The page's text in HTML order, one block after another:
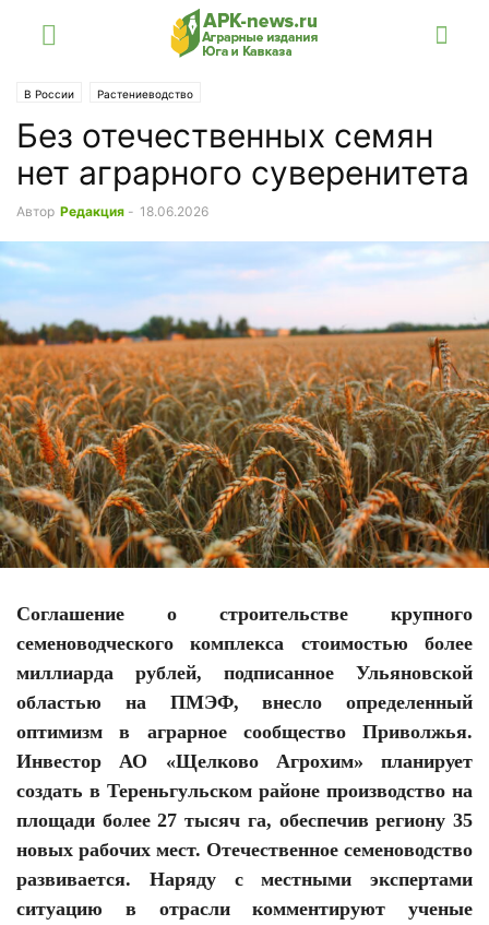
В России Растениеводство
Без отечественных семян
нет аграрного суверенитета
Автор Редакция - 18.06.2026
Соглашение о строительстве крупного
семеноводческого комплекса стоимостью более
миллиарда рублей, подписанное Ульяновской
областью на ПМЭФ, внесло определенный
оптимизм в аграрное сообщество Приволжья.
Инвестор АО «Щелково Агрохим» планирует
создать в Тереньгульском районе производство на
площади более 27 тысяч га, обеспечив региону 35
новых рабочих мест. Отечественное семеноводство
развивается. Наряду с местными экспертами
ситуацию в отрасли комментируют ученые